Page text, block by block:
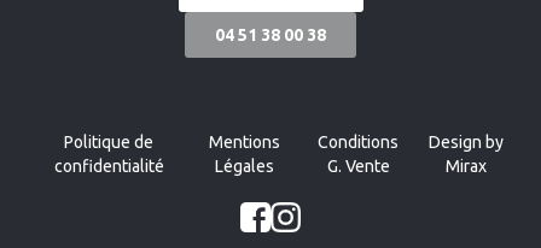
04 51 38 00 38
Politique de
confidentialité
Mentions
Légales
Conditions
G. Vente
Design by
Mirax